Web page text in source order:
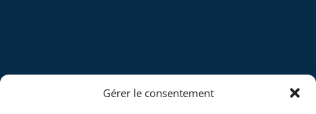
Gérer le consentement